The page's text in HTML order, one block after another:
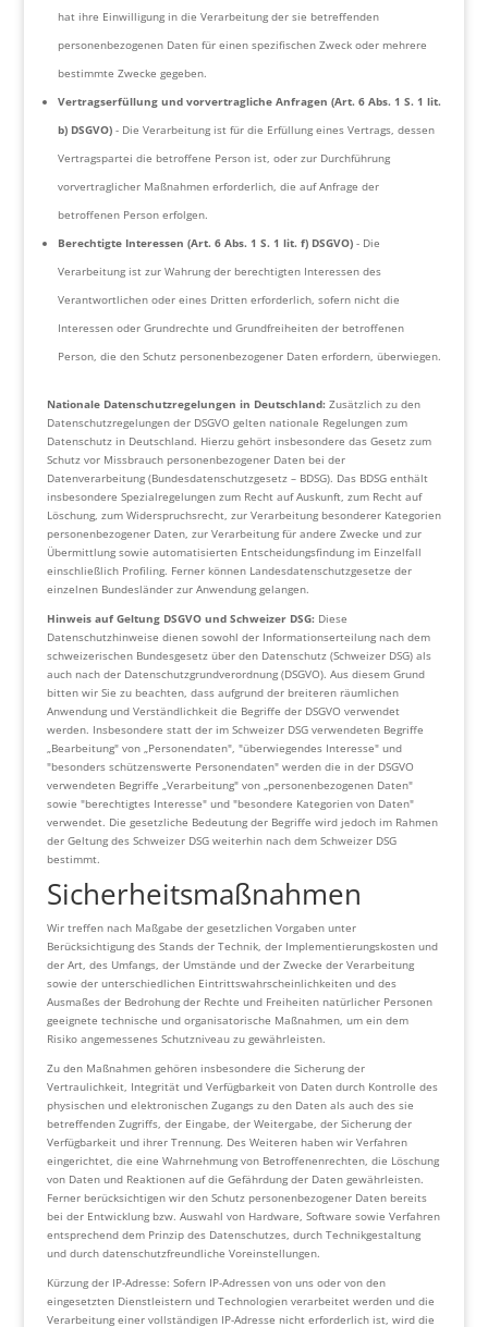
hat ihre Einwilligung in die Verarbeitung der sie betreffenden
personenbezogenen Daten für einen spezifischen Zweck oder mehrere
bestimmte Zwecke gegeben.
Vertragserfüllung und vorvertragliche Anfragen (Art. 6 Abs. 1 S. 1 lit.
b) DSGVO)- Die Verarbeitung ist für die Erfüllung eines Vertrags, dessen
Vertragspartei die betroffene Person ist, oder zur Durchführung
vorvertraglicher Maßnahmen erforderlich, die auf Anfrage der
betroffenen Person erfolgen.
Berechtigte Interessen (Art. 6 Abs. 1 S. 1 lit. f) DSGVO)- Die
Verarbeitung ist zur Wahrung der berechtigten Interessen des
Verantwortlichen oder eines Dritten erforderlich, sofern nicht die
Interessen oder Grundrechte und Grundfreiheiten der betroffenen
Person, die den Schutz personenbezogener Daten erfordern, überwiegen.
Nationale Datenschutzregelungen in Deutschland: Zusätzlich zu den
Datenschutzregelungen der DSGVO gelten nationale Regelungen zum
Datenschutz in Deutschland. Hierzu gehört insbesondere das Gesetz zum
Schutz vor Missbrauch personenbezogener Daten bei der
Datenverarbeitung (Bundesdatenschutzgesetz – BDSG). Das BDSG enthält
insbesondere Spezialregelungen zum Recht auf Auskunft, zum Recht auf
Löschung, zum Widerspruchsrecht, zur Verarbeitung besonderer Kategorien
personenbezogener Daten, zur Verarbeitung für andere Zwecke und zur
Übermittlung sowie automatisierten Entscheidungsfindung im Einzelfall
einschließlich Profiling. Ferner können Landesdatenschutzgesetze der
einzelnen Bundesländer zur Anwendung gelangen.
Hinweis auf Geltung DSGVO und Schweizer DSG: Diese
Datenschutzhinweise dienen sowohl der Informationserteilung nach dem
schweizerischen Bundesgesetz über den Datenschutz (Schweizer DSG) als
auch nach der Datenschutzgrundverordnung (DSGVO). Aus diesem Grund
bitten wir Sie zu beachten, dass aufgrund der breiteren räumlichen
Anwendung und Verständlichkeit die Begriffe der DSGVO verwendet
werden. Insbesondere statt der im Schweizer DSG verwendeten Begriffe
„Bearbeitung" von „Personendaten", "überwiegendes Interesse" und
"besonders schützenswerte Personendaten" werden die in der DSGVO
verwendeten Begriffe „Verarbeitung" von „personenbezogenen Daten"
sowie "berechtigtes Interesse" und "besondere Kategorien von Daten"
verwendet. Die gesetzliche Bedeutung der Begriffe wird jedoch im Rahmen
der Geltung des Schweizer DSG weiterhin nach dem Schweizer DSG
bestimmt.
Sicherheitsmaßnahmen
Wir treffen nach Maßgabe der gesetzlichen Vorgaben unter
Berücksichtigung des Stands der Technik, der Implementierungskosten und
der Art, des Umfangs, der Umstände und der Zwecke der Verarbeitung
sowie der unterschiedlichen Eintrittswahrscheinlichkeiten und des
Ausmaßes der Bedrohung der Rechte und Freiheiten natürlicher Personen
geeignete technische und organisatorische Maßnahmen, um ein dem
Risiko angemessenes Schutzniveau zu gewährleisten.
Zu den Maßnahmen gehören insbesondere die Sicherung der
Vertraulichkeit, Integrität und Verfügbarkeit von Daten durch Kontrolle des
physischen und elektronischen Zugangs zu den Daten als auch des sie
betreffenden Zugriffs, der Eingabe, der Weitergabe, der Sicherung der
Verfügbarkeit und ihrer Trennung. Des Weiteren haben wir Verfahren
eingerichtet, die eine Wahrnehmung von Betroffenenrechten, die Löschung
von Daten und Reaktionen auf die Gefährdung der Daten gewährleisten.
Ferner berücksichtigen wir den Schutz personenbezogener Daten bereits
bei der Entwicklung bzw. Auswahl von Hardware, Software sowie Verfahren
entsprechend dem Prinzip des Datenschutzes, durch Technikgestaltung
und durch datenschutzfreundliche Voreinstellungen.
Kürzung der IP-Adresse: Sofern IP-Adressen von uns oder von den
eingesetzten Dienstleistern und Technologien verarbeitet werden und die
Verarbeitung einer vollständigen IP-Adresse nicht erforderlich ist, wird die